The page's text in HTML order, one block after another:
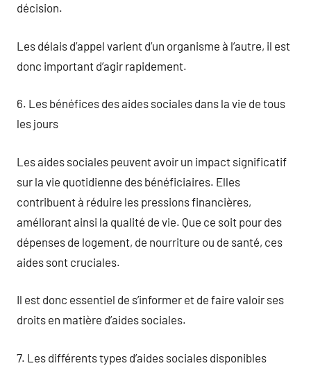
décision.
Les délais d’appel varient d’un organisme à l’autre, il est
donc important d’agir rapidement.
6. Les bénéfices des aides sociales dans la vie de tous
les jours
Les aides sociales peuvent avoir un impact significatif
sur la vie quotidienne des bénéficiaires. Elles
contribuent à réduire les pressions financières,
améliorant ainsi la qualité de vie. Que ce soit pour des
dépenses de logement, de nourriture ou de santé, ces
aides sont cruciales.
Il est donc essentiel de s’informer et de faire valoir ses
droits en matière d’aides sociales.
7. Les différents types d’aides sociales disponibles